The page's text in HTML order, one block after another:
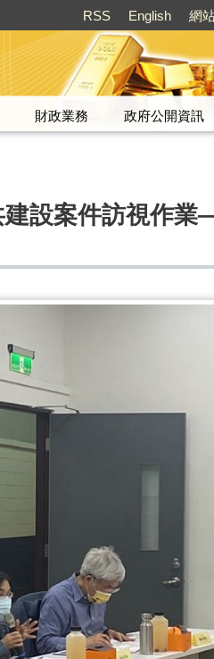
RSS English 網
財政業務 政府公開資訊
設案件訪視作